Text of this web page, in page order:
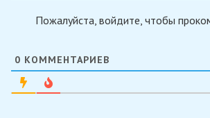
Пожалуйста, войдите, чтобы
0 КОММЕНТАРИЕВ